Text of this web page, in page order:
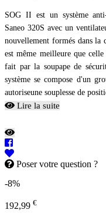
SOG II est un système
Saneo 320S avec un
nouvellement formés dans la
est même meilleure que
fait par la soupape de
système se compose d'un
autoriseune souplesse de
Lire la suite
Poser votre question ?
-8%
192,99 €